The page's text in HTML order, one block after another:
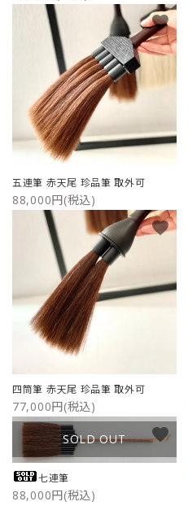
五連筆 赤天尾 珍品筆 取外可
88,000円(税込)
favorite
四筒筆 赤天尾 珍品筆 取外可
77,000円(税込)
favorite
SOLD OUT
七連筆
88,000円(税込)
favorite